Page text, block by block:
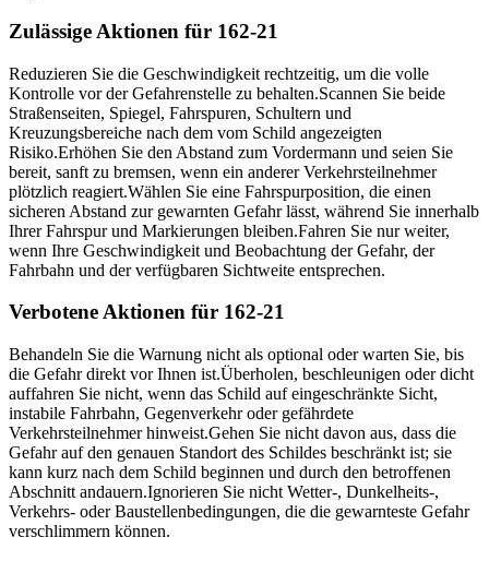
Zulässige Aktionen für 162-21
Reduzieren Sie die Geschwindigkeit rechtzeitig, um die volle
Kontrolle vor der Gefahrenstelle zu behalten.Scannen Sie beide
Straßenseiten, Spiegel, Fahrspuren, Schultern und
Kreuzungsbereiche nach dem vom Schild angezeigten
Risiko.Erhöhen Sie den Abstand zum Vordermann und seien Sie
bereit, sanft zu bremsen, wenn ein anderer Verkehrsteilnehmer
plötzlich reagiert.Wählen Sie eine Fahrspurposition, die einen
sicheren Abstand zur gewarnten Gefahr lässt, während Sie innerhalb
Ihrer Fahrspur und Markierungen bleiben.Fahren Sie nur weiter,
wenn Ihre Geschwindigkeit und Beobachtung der Gefahr, der
Fahrbahn und der verfügbaren Sichtweite entsprechen.
Verbotene Aktionen für 162-21
Behandeln Sie die Warnung nicht als optional oder warten Sie, bis
die Gefahr direkt vor Ihnen ist.Überholen, beschleunigen oder dicht
auffahren Sie nicht, wenn das Schild auf eingeschränkte Sicht,
instabile Fahrbahn, Gegenverkehr oder gefährdete
Verkehrsteilnehmer hinweist.Gehen Sie nicht davon aus, dass die
Gefahr auf den genauen Standort des Schildes beschränkt ist; sie
kann kurz nach dem Schild beginnen und durch den betroffenen
Abschnitt andauern.Ignorieren Sie nicht Wetter-, Dunkelheits-,
Verkehrs- oder Baustellenbedingungen, die die gewarnteste Gefahr
verschlimmern können.